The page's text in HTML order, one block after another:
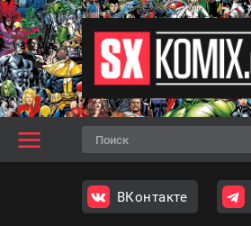
ВКонтакте